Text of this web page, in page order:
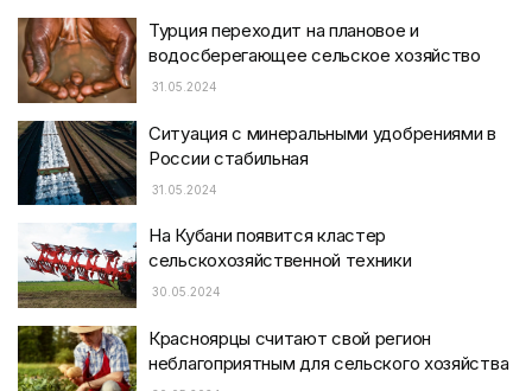
Турция переходит на плановое и
водосберегающее сельское хозяйство
31.05.2024
Ситуация с минеральными удобрениями в
России стабильная
31.05.2024
На Кубани появится кластер
сельскохозяйственной техники
30.05.2024
Красноярцы считают свой регион
неблагоприятным для сельского хозяйства